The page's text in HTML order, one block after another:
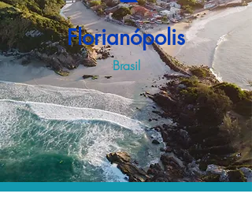
Florianópolis
Brasil